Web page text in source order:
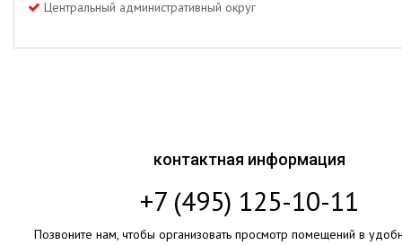
Центральный административный округ
контактная информация
+7 (495) 125-10-11
Позвоните нам, чтобы организовать просмотр помещений в